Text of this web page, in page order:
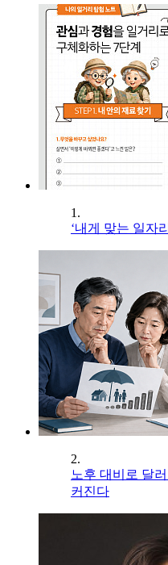
1.
‘내게 맞는 일자
2.
노후 대비로 달
커진다